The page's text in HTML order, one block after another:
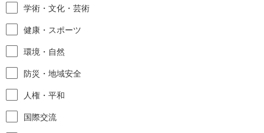
学術・文化・芸術
健康・スポーツ
環境・自然
防災・地域安全
人権・平和
国際交流